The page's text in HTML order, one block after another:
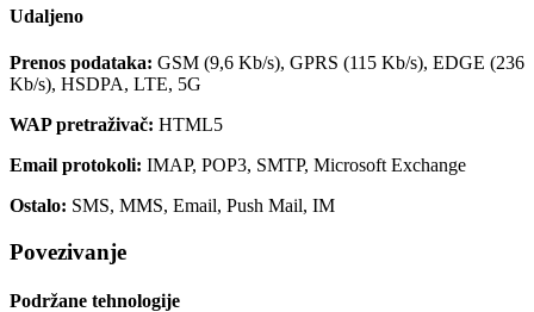
Udaljeno
Prenos podataka: GSM (9,6 Kb/s), GPRS (115 Kb/s), EDGE (236
Kb/s), HSDPA, LTE, 5G
WAP pretraživač: HTML5
Email protokoli: IMAP, POP3, SMTP, Microsoft Exchange
Ostalo: SMS, MMS, Email, Push Mail, IM
Povezivanje
Podržane tehnologije